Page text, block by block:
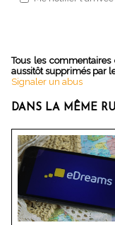
Tous les
aussitôt supprimés par
Signaler un abus
DANS LA MÊME